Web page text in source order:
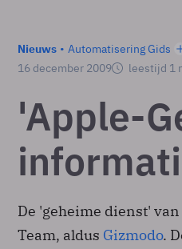
Nieuws
Automatisering Gids
16 december 2009
leestijd 1
'Apple-
De 'geheime dienst'
Team, aldus Gizmodo.